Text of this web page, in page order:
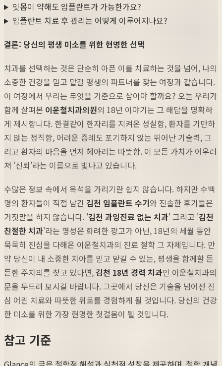
잇몸이 약해도 임플란트가 가능한가요?
임플란트 치료 후 관리는 어떻게 이루어지나요?
결론: 당신의 평생 미소를 위한 현명한 선택
치과를 선택하는 것은 단순히 아픈 이를 치료하는 것을 넘어, 나의
소중한 건강을 믿고 맡길 평생의 파트너를 찾는 여정과 같습니다.
이 여정에서 우리는 무엇을 기준으로 삼아야 할까요? 오늘 우리가
함께 살펴본 이운철치과의원의 18년 이야기는 그 해답을 명확하
게 제시합니다. 한결같이 한자리를 지켜온 성실함, 환자를 기만하
지 않는 정직함, 어려운 증례도 포기하지 않는 뛰어난 기술력, 그
리고 환자의 마음을 먼저 헤아리는 따뜻함. 이 모든 가치가 어우러
져 '신뢰'라는 이름으로 빛나고 있습니다.
수많은 정보 속에서 옥석을 가리기란 쉽지 않습니다. 하지만 수백
명의 환자들이 직접 남긴 김천 임플란트 수기와 진솔한 후기들은
거짓말을 하지 않습니다. '김천 과잉진료 없는 치과' 그리고 '김천
친절한 치과'라는 명성은 화려한 광고가 아닌, 18년의 세월 동안
묵묵히 진심을 다해온 이운철치과의 진료 철학 그 자체입니다. 만
약 당신이 내 소중한 치아를 믿고 맡길 수 있는, 평생을 함께할 든
든한 주치의를 찾고 있다면,김천 18년 경력 치과인 이운철치과의
문을 두드려 보시길 바랍니다. 그곳에서 당신은 기술을 넘어선 진
심 어린 치료와 따뜻한 위로를 경험하게 될 것입니다. 당신의 건강
한 미소를 위한 가장 현명한 첫걸음이 될 것입니다.
참고 기준